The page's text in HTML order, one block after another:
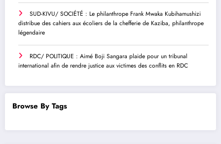
SUD-KIVU/ SOCIÉTÉ : Le philanthrope Frank Mwaka Kubihamushizi
distribue des cahiers aux écoliers de la chefferie de Kaziba, philanthrope
légendaire
RDC/ POLITIQUE : Aimé Boji Sangara plaide pour un tribunal
international afin de rendre justice aux victimes des conflits en RDC
Browse By Tags